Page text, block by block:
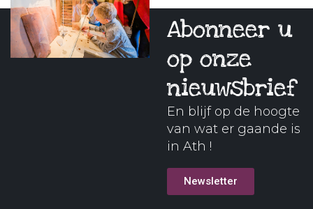
Abonneer u
op onze
nieuwsbrief
En blijf op de hoogte
van wat er gaande is
in Ath !
Newsletter